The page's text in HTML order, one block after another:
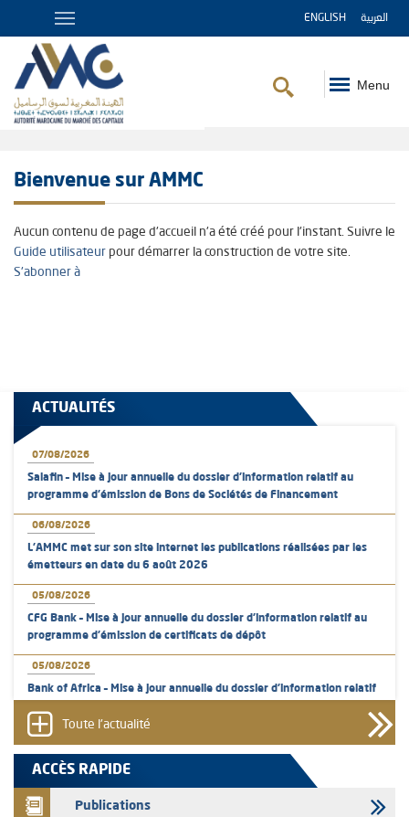
ENGLISH العربية
Menu
Bienvenue sur AMMC
Aucun contenu de page d'accueil n'a été créé pour l'instant. Suivre le
Guide utilisateur pour démarrer la construction de votre site.
S'abonner à
ACTUALITÉS
07/08/2026
Salafin – Mise à jour annuelle du dossier d’information relatif au
programme d'émission de Bons de Sociétés de Financement
06/08/2026
L’AMMC met sur son site internet les publications réalisées par les
émetteurs en date du 6 août 2026
05/08/2026
CFG Bank – Mise à jour annuelle du dossier d’information relatif au
programme d'émission de certificats de dépôt
05/08/2026
Bank of Africa – Mise à jour annuelle du dossier d’information relatif
05/08/2026
L’AMMC met sur son site internet les publications réalisées par les
émetteurs en date du 5 août 2026
04/08/2026
Toute l'actualité
ACCÈS RAPIDE
Publications